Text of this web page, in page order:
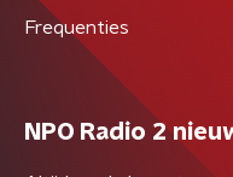
Frequenties
NPO Radio 2